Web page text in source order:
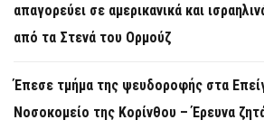
απαγορεύει σε αμερικανικά και
από τα Στενά του Ορμούζ
Έπεσε τμήμα της ψευδοροφής στα
Νοσοκομείο της Κορίνθου – Έρευνα